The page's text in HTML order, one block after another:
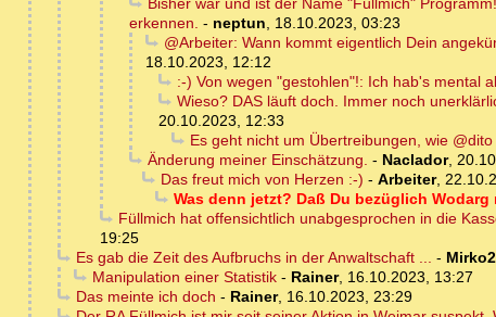
Bisher war und ist der Name "Füllmich"
erkennen. - neptun, 18.10.2023, 03:23
@Arbeiter: Wann kommt eigentlich Dein
18.10.2023, 12:12
:-) Von wegen "gestohlen"!: Ich hab's mental
Wieso? DAS läuft doch. Immer noch
20.10.2023, 12:33
Es geht nicht um Übertreibungen, wie
Änderung meiner Einschätzung. - Naclador,
Das freut mich von Herzen :-) - Arbeiter,
Was denn jetzt? Daß Du bezüglich
Füllmich hat offensichtlich unabgesprochen in die
19:25
Es gab die Zeit des Aufbruchs in der Anwaltschaft ... - Mirko2
Manipulation einer Statistik- Rainer, 16.10.2023, 13:27
Das meinte ich doch - Rainer, 16.10.2023, 23:29